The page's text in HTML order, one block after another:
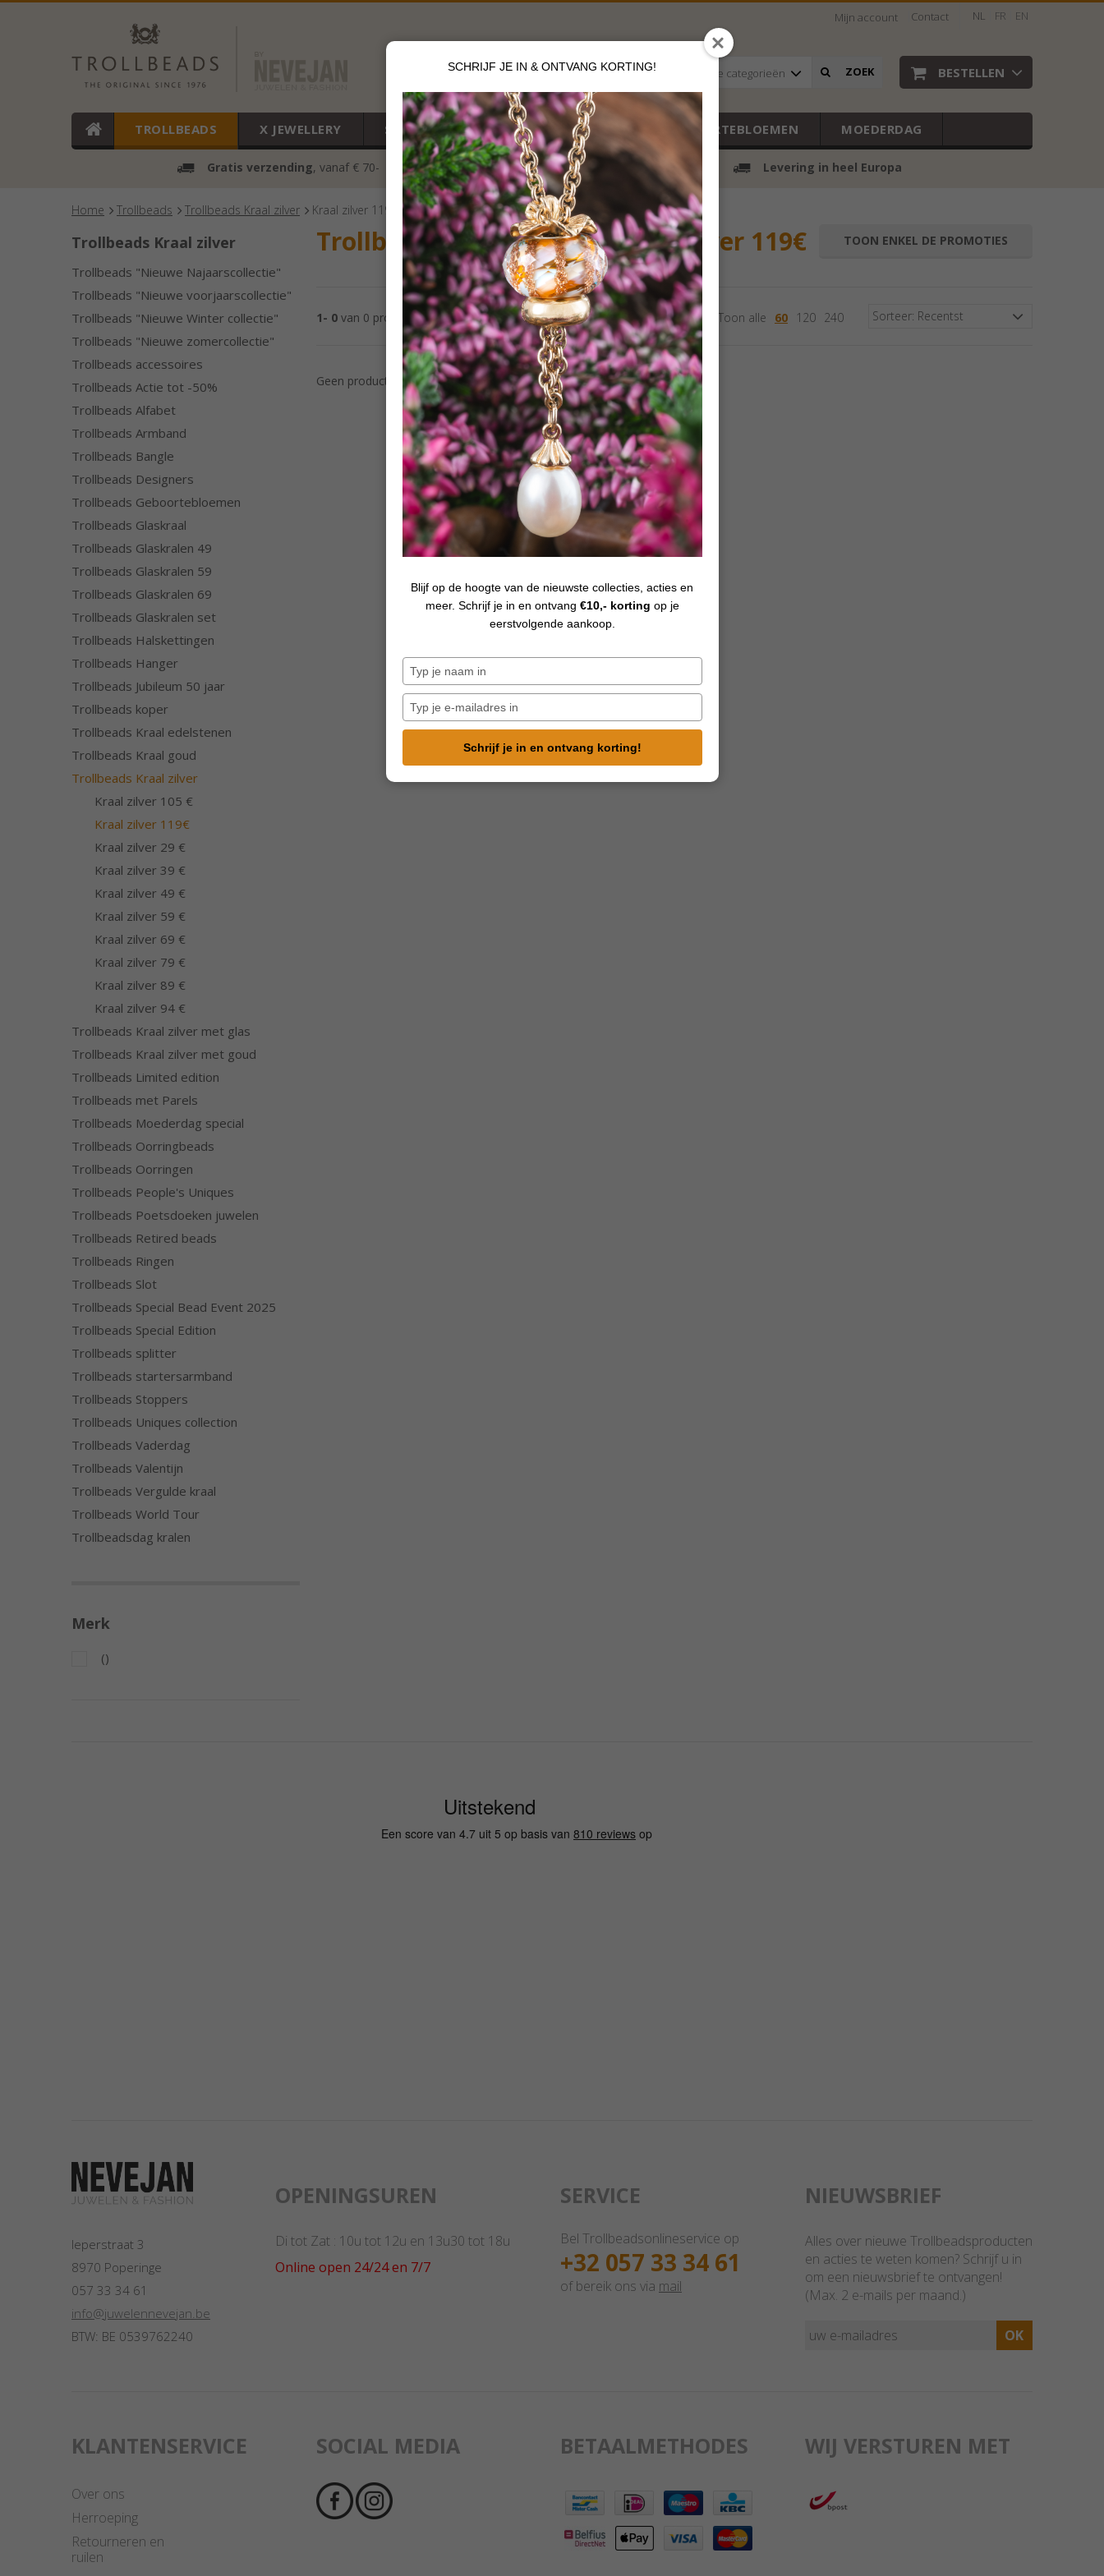
SCHRIJF JE IN & ONTVANG KORTING!
Blijf op de hoogte van de nieuwste collecties, acties en
meer. Schrijf je in en ontvang €10,- korting op je
eerstvolgende aankoop.
je
in
je
mailadres
Schrijf je in en ontvang korting!
Mijn account Contact NL FR EN
Alle categorieën ZOEK BESTELLEN
TROLLBEADS X JEWELLERY SALE NIEUW CADEAUBON GEBOORTEBLOEMEN MOEDERDAG
Gratis verzending, vanaf € 70- voor 12 u besteldklik hier* Levering in heel Europa
Home Trollbeads Trollbeads Kraal zilver Kraal zilver 119€
Trollbeads Kraal zilver
Trollbeads "Nieuwe Najaarscollectie"
Trollbeads "Nieuwe voorjaarscollectie"
Trollbeads "Nieuwe Winter collectie"
Trollbeads "Nieuwe zomercollectie"
Trollbeads accessoires
Trollbeads Actie tot -50%
Trollbeads Alfabet
Trollbeads Armband
Trollbeads Bangle
Trollbeads Designers
Trollbeads Geboortebloemen
Trollbeads Glaskraal
Trollbeads Glaskralen 49
Trollbeads Glaskralen 59
Trollbeads Glaskralen 69
Trollbeads Glaskralen set
Trollbeads Halskettingen
Trollbeads Hanger
Trollbeads Jubileum 50 jaar
Trollbeads koper
Trollbeads Kraal edelstenen
Trollbeads Kraal goud
Trollbeads Kraal zilver
Kraal zilver 105 €
Kraal zilver 119€
Kraal zilver 29 €
Kraal zilver 39 €
Kraal zilver 49 €
Kraal zilver 59 €
Kraal zilver 69 €
Kraal zilver 79 €
Kraal zilver 89 €
Kraal zilver 94 €
Trollbeads Kraal zilver met glas
Trollbeads Kraal zilver met goud
Trollbeads Limited edition
Trollbeads met Parels
Trollbeads Moederdag special
Trollbeads Oorringbeads
Trollbeads Oorringen
Trollbeads People's Uniques
Trollbeads Poetsdoeken juwelen
Trollbeads Retired beads
Trollbeads Ringen
Trollbeads Slot
Trollbeads Special Bead Event 2025
Trollbeads Special Edition
Trollbeads splitter
Trollbeads startersarmband
Trollbeads Stoppers
Trollbeads Uniques collection
Trollbeads Vaderdag
Trollbeads Valentijn
Trollbeads Vergulde kraal
Trollbeads World Tour
Trollbeadsdag kralen
Merk
()
Trollbeads Kraal zilver - Kraal zilver 119€ TOON ENKEL DE PROMOTIES
1- 0 van 0 producten Sorteer: Recentst
Aantal per pagina: Toon alle 60 120 240
Geen producten
Ieperstraat 3
8970 Poperinge
057 33 34 61
info@juwelennevejan.be
BTW: BE 0539762240
OPENINGSUREN
Di tot Zat : 10u tot 12u en 13u30 tot 18u
Online open 24/24 en 7/7
SERVICE
Bel Trollbeadsonlineservice op
+32 057 33 34 61
of bereik ons via mail
NIEUWSBRIEF
Alles over nieuwe Trollbeadsproducten
en acties te weten komen? Schrijf u in
om een nieuwsbrief te ontvangen!
(Max. 2 e-mails per maand.)
KLANTENSERVICE
Over ons
Herroeping
Retourneren en
ruilen
SOCIAL MEDIA BETAALMETHODES WIJ VERSTUREN MET